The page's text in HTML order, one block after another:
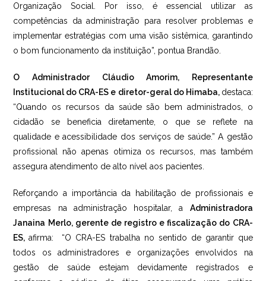
Organização Social. Por isso, é essencial utilizar as
competências da administração para resolver problemas e
implementar estratégias com uma visão sistêmica, garantindo
o bom funcionamento da instituição”, pontua Brandão.
O Administrador Cláudio Amorim, Representante
Institucional do CRA-ES e diretor-geral do Himaba, destaca:
“Quando os recursos da saúde são bem administrados, o
cidadão se beneficia diretamente, o que se reflete na
qualidade e acessibilidade dos serviços de saúde.” A gestão
profissional não apenas otimiza os recursos, mas também
assegura atendimento de alto nível aos pacientes.
Reforçando a importância da habilitação de profissionais e
empresas na administração hospitalar, a Administradora
Janaina Merlo, gerente de registro e fiscalização do CRA-
ES,afirma: “O CRA-ES trabalha no sentido de garantir que
todos os administradores e organizações envolvidos na
gestão de saúde estejam devidamente registrados e